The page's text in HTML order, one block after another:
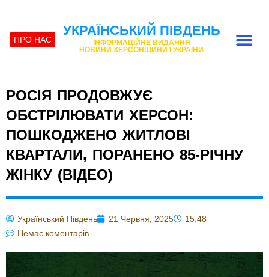
ПРО НАС
УКРАЇНСЬКИЙ ПІВДЕНЬ
ІНФОРМАЦІЙНЕ ВИДАННЯ
НОВИНИ ХЕРСОНЩИНИ І УКРАЇНИ
РОСІЯ ПРОДОВЖУЄ
ОБСТРІЛЮВАТИ ХЕРСОН:
ПОШКОДЖЕНО ЖИТЛОВІ
КВАРТАЛИ, ПОРАНЕНО 85-РІЧНУ
ЖІНКУ (ВІДЕО)
Український Південь 21 Червня, 2025
15:48
Немає коментарів